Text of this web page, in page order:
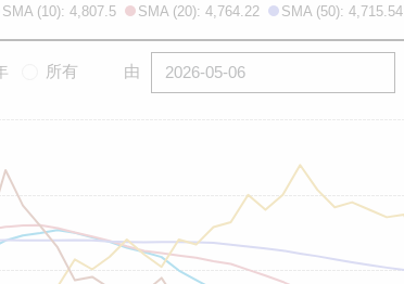
SMA (10): 4,807.5 SMA (20): 4,764.22 SMA (50): 4,715.54
所有 由